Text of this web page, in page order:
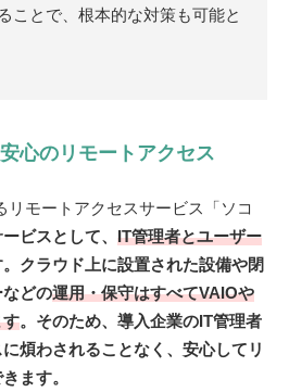
ことで、根本的な対策も可能と
心のリモートアクセス
リモートアクセスサービス「ソコ
ビスとして、 IT管理者とユーザー
。クラウド上に設置された設備や閉
どの運用・保守はすべてVAIOや
す。そのため、導入企業のIT管理者
煩わされることなく、安心してリ
ます。